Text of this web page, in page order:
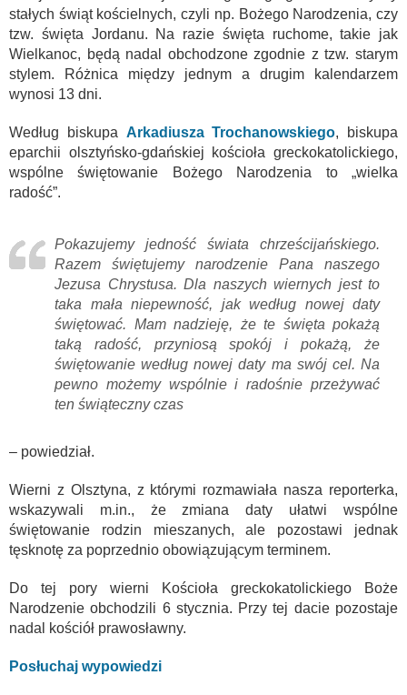
stałych świąt kościelnych, czyli np. Bożego Narodzenia, czy
tzw. święta Jordanu. Na razie święta ruchome, takie jak
Wielkanoc, będą nadal obchodzone zgodnie z tzw. starym
stylem. Różnica między jednym a drugim kalendarzem
wynosi 13 dni.
Według biskupa Arkadiusza Trochanowskiego, biskupa
eparchii olsztyńsko-gdańskiej kościoła greckokatolickiego,
wspólne świętowanie Bożego Narodzenia to „wielka
radość”.
Pokazujemy jedność świata chrześcijańskiego.
Razem świętujemy narodzenie Pana naszego
Jezusa Chrystusa. Dla naszych wiernych jest to
taka mała niepewność, jak według nowej daty
świętować. Mam nadzieję, że te święta pokażą
taką radość, przyniosą spokój i pokażą, że
świętowanie według nowej daty ma swój cel. Na
pewno możemy wspólnie i radośnie przeżywać
ten świąteczny czas
– powiedział.
Wierni z Olsztyna, z którymi rozmawiała nasza reporterka,
wskazywali m.in., że zmiana daty ułatwi wspólne
świętowanie rodzin mieszanych, ale pozostawi jednak
tęsknotę za poprzednio obowiązującym terminem.
Do tej pory wierni Kościoła greckokatolickiego Boże
Narodzenie obchodzili 6 stycznia. Przy tej dacie pozostaje
nadal kościół prawosławny.
Posłuchaj wypowiedzi